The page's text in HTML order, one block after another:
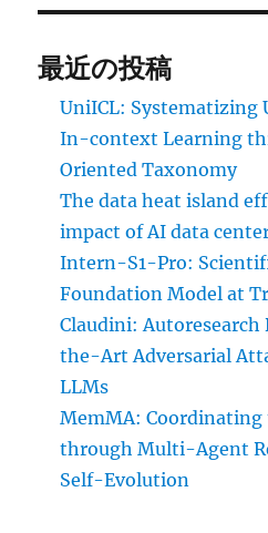
最近の投稿
UniICL:
In-context Learning
Oriented Taxonomy
The data heat island
impact of AI data
Intern-S1-Pro:
Foundation Model at
Claudini:
the-Art Adversarial
LLMs
MemMA: Coordinating
through Multi-Agent
Self-Evolution